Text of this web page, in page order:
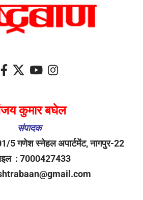
कुमार बघेल
संपादक
5 गणेश स्नेहल अपार्टमेंट, नागपुर-22
: 7000427433